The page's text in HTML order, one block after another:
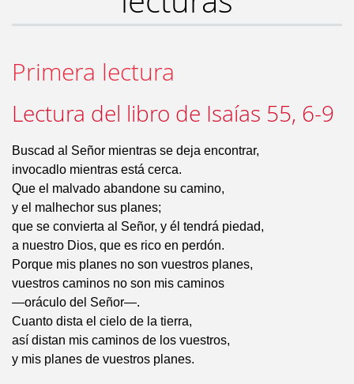
Primera lectura
Lectura del libro de Isaías 55, 6-9
Buscad al Señor mientras se deja encontrar,
invocadlo mientras está cerca.
Que el malvado abandone su camino,
y el malhechor sus planes;
que se convierta al Señor, y él tendrá piedad,
a nuestro Dios, que es rico en perdón.
Porque mis planes no son vuestros planes,
vuestros caminos no son mis caminos
—oráculo del Señor—.
Cuanto dista el cielo de la tierra,
así distan mis caminos de los vuestros,
y mis planes de vuestros planes.